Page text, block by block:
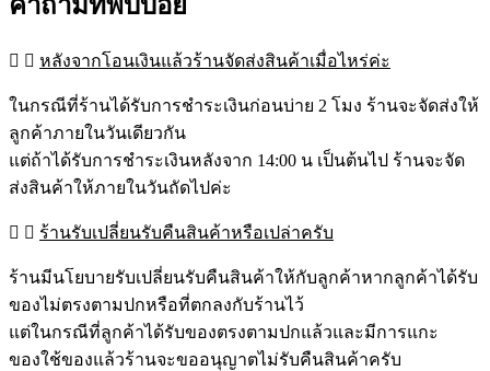
หลังจากโอนเงินแล้วร้านจัดส่งสินค้าเมื่อไหร่ค่ะ
ในกรณีที่ร้านได้รับการชำระเงินก่อนบ่าย 2 โมง ร้านจะจัดส่งให้
ลูกค้าภายในวันเดียวกัน
แต่ถ้าได้รับการชำระเงินหลังจาก 14:00 น เป็นต้นไป ร้านจะจัด
ส่งสินค้าให้ภายในวันถัดไปค่ะ
ร้านรับเปลี่ยนรับคืนสินค้าหรือเปล่าครับ
ร้านมีนโยบายรับเปลี่ยนรับคืนสินค้าให้กับลูกค้าหากลูกค้าได้รับ
ของไม่ตรงตามปกหรือที่ตกลงกับร้านไว้
แต่ในกรณีที่ลูกค้าได้รับของตรงตามปกแล้วและมีการแกะ
ของใช้ของแล้วร้านจะขออนุญาตไม่รับคืนสินค้าครับ